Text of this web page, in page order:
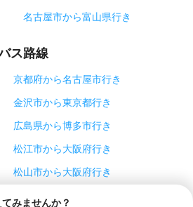
みませんか？
名古屋市から富山県行き
ス路線
京都府から名古屋市行き
金沢市から東京都行き
広島県から博多市行き
松江市から大阪府行き
松山市から大阪府行き